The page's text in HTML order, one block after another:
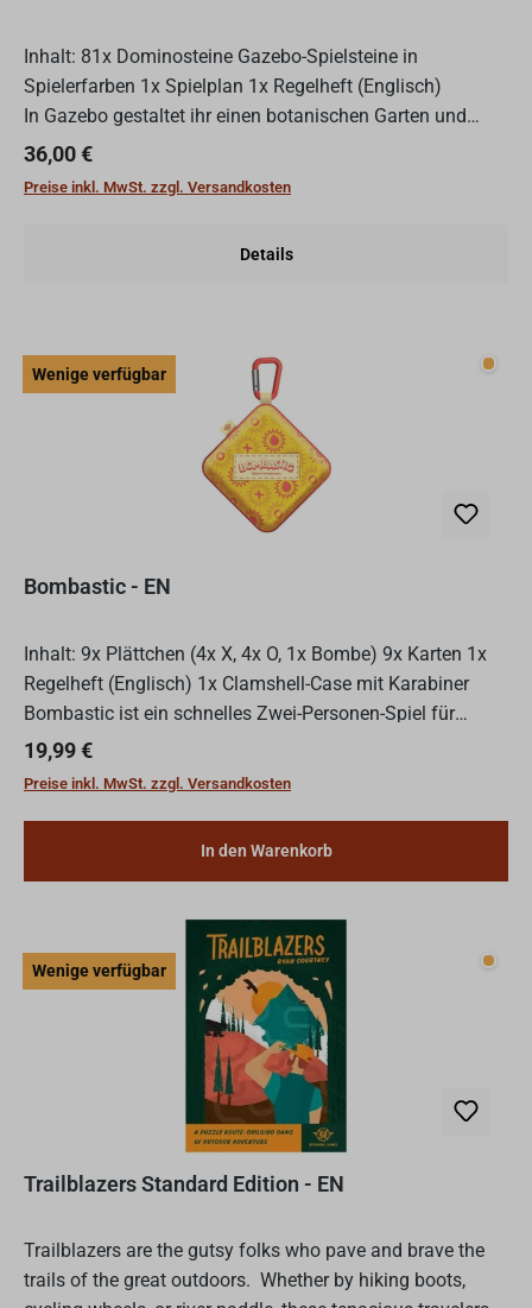
Inhalt: 81x Dominosteine Gazebo-Spielsteine in
Spielerfarben 1x Spielplan 1x Regelheft (Englisch)
In Gazebo gestaltet ihr einen botanischen Garten und
platziert reihum Dominosteine auf einem gemeinsamen
Raster. Ents...
Regulärer Preis:
36,00 €
Preise inkl. MwSt. zzgl. Versandkosten
Details
Wenige verfügbar
Bombastic - EN
Inhalt: 9x Plättchen (4x X, 4x O, 1x Bombe) 9x Karten 1x
Regelheft (Englisch) 1x Clamshell-Case mit Karabiner
Bombastic ist ein schnelles Zwei-Personen-Spiel für
zwischendurch. Neun robuste Plättchen liegen verdeckt...
Regulärer Preis:
19,99 €
Preise inkl. MwSt. zzgl. Versandkosten
In den Warenkorb
Wenige verfügbar
Trailblazers Standard Edition - EN
Trailblazers are the gutsy folks who pave and brave the
trails of the great outdoors. Whether by hiking boots,